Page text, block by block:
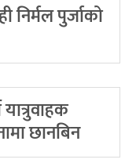
निर्मल पुर्जाको
छानबिन